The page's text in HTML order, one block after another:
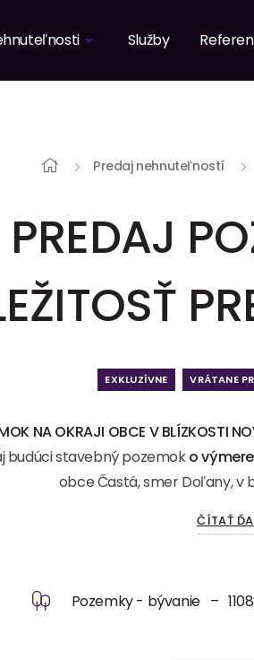
Služby
Predaj nehnuteľností
EXKLUZÍVNE VRÁTANE
NA OKRAJI OBCE V BLÍZKOSTI
budúci stavebný pozemoko výmere
obce Častá, smer Doľany, v
ČÍTAŤ
Pozemky - bývanie –